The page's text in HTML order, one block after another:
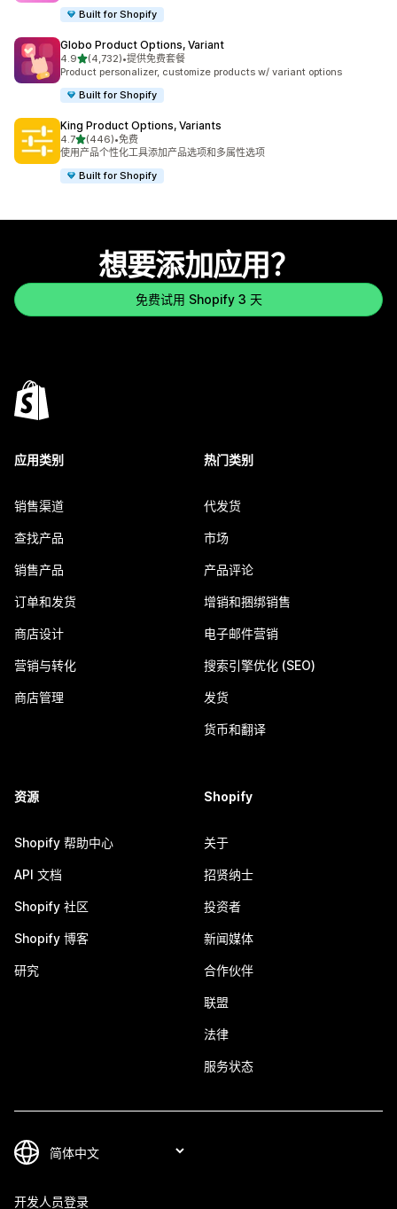
Built for Shopify
Globo Product Options, Variant
4.9星（满分 5 星）
(4,732)
总共 4732 条评论
•提供免费套餐
Product personalizer, customize products w/ variant options
Built for Shopify
King Product Options, Variants
4.7星（满分 5 星）
(446)
总共 446 条评论
•免费
使用产品个性化工具添加产品选项和多属性选项
Built for Shopify
想要添加应用？
免费试用 Shopify 3 天
应用类别
销售渠道
查找产品
销售产品
订单和发货
商店设计
营销与转化
商店管理
热门类别
代发货
市场
产品评论
增销和捆绑销售
电子邮件营销
搜索引擎优化 (SEO)
发货
货币和翻译
资源
Shopify 帮助中心
API 文档
Shopify 社区
Shopify 博客
研究
Shopify
关于
招贤纳士
投资者
新闻媒体
合作伙伴
联盟
法律
服务状态
开发人员登录